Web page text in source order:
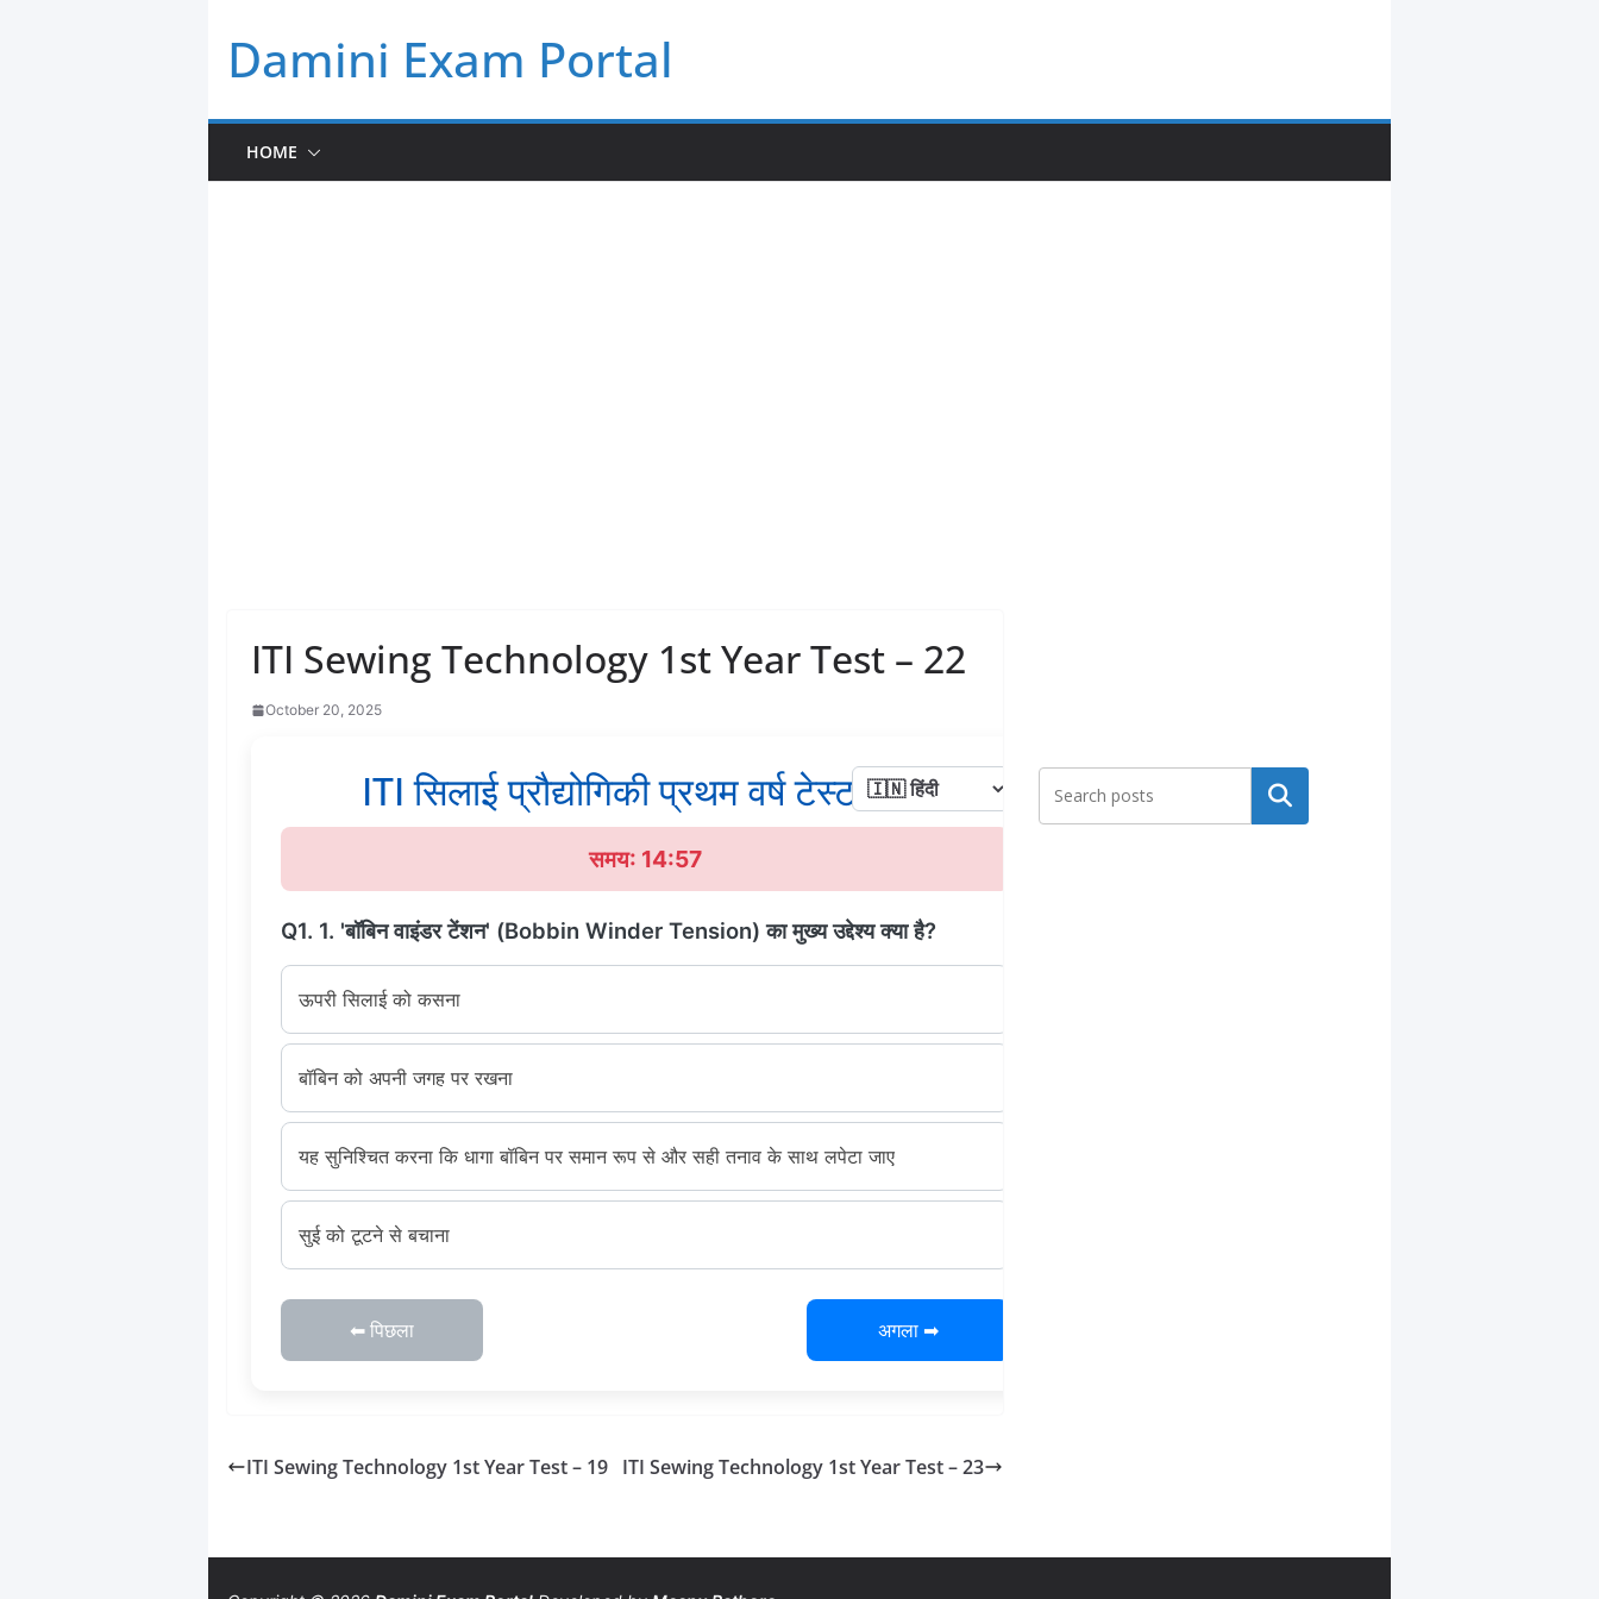
content
Damini Exam Portal
HOME
ITI Sewing Technology 1st Year Test – 22
October 20, 2025
ITI सिलाई प्रौद्योगिकी प्रथम वर्ष टेस्ट - 22
समय: 14:56
Q1. 1. 'बॉबिन वाइंडर टेंशन' (Bobbin Winder Tension) का मुख्य उद्देश्य क्या है?
ऊपरी सिलाई को कसना
बॉबिन को अपनी जगह पर रखना
यह सुनिश्चित करना कि धागा बॉबिन पर समान रूप से और सही तनाव के साथ लपेटा जाए
सुई को टूटने से बचाना
⬅ पिछला अगला ➡
ITI Sewing Technology 1st Year Test – 19 ITI Sewing Technology 1st Year Test – 23
Search